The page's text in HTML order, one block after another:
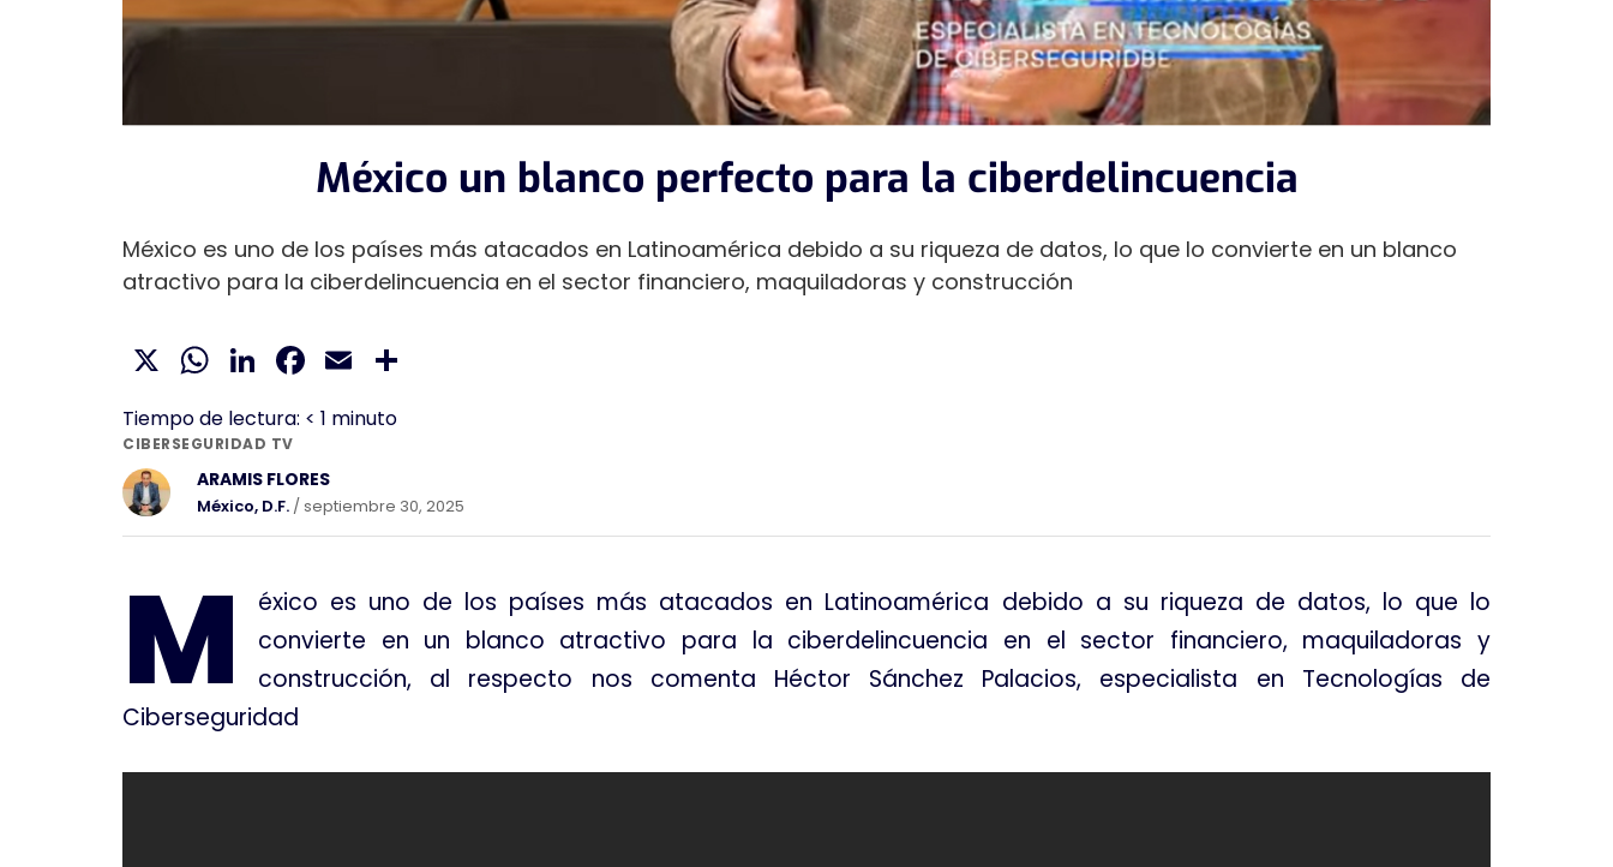
México un blanco perfecto para la ciberdelincuencia
X WhatsApp
LinkedIn
Facebook
Email
Tiempo de lectura: < 1 minuto
CIBERSEGURIDAD TV
México es uno de los países más atacados en Latinoamérica debido a su riqueza de datos, lo que lo convierte en un blanco
atractivo para la ciberdelincuencia en el sector financiero, maquiladoras y construcción
ARAMIS FLORES
México, D.F. / septiembre 30, 2025
M
éxico es uno de los países más atacados en Latinoamérica debido a su riqueza de datos, lo que lo
convierte en un blanco atractivo para la ciberdelincuencia en el sector financiero, maquiladoras y
construcción, al respecto nos comenta Héctor Sánchez Palacios, especialista en Tecnologías de
Ciberseguridad